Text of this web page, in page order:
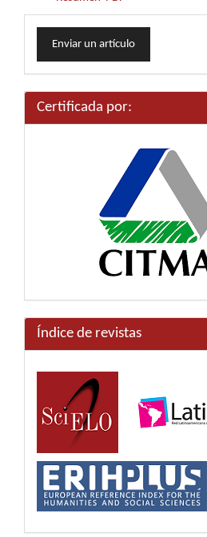
Enviar
unEnviar un artículo
Certificada por:
Índice de revistas